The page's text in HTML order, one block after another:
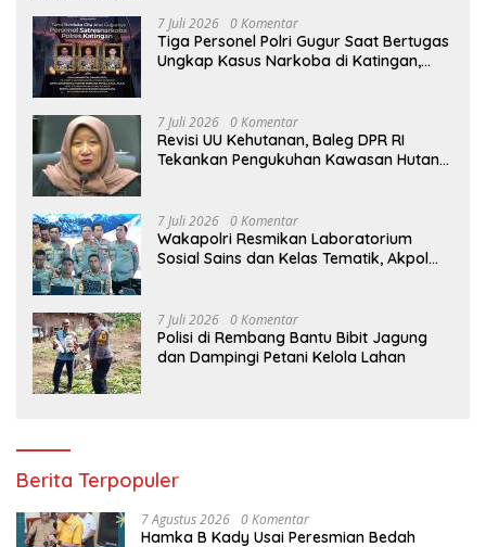
7 Juli 2026 0 Komentar
Tiga Personel Polri Gugur Saat Bertugas
Ungkap Kasus Narkoba di Katingan,
7 Juli 2026 0 Komentar
Revisi UU Kehutanan, Baleg DPR RI
Tekankan Pengukuhan Kawasan Hutan
7 Juli 2026 0 Komentar
Wakapolri Resmikan Laboratorium
Sosial Sains dan Kelas Tematik, Akpol
7 Juli 2026 0 Komentar
Polisi di Rembang Bantu Bibit Jagung
dan Dampingi Petani Kelola Lahan
Berita Terpopuler
7 Agustus 2026 0 Komentar
Hamka B Kady Usai Peresmian Bedah